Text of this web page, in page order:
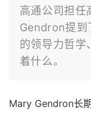
高通公司担任
Gendron提到
的领导力哲学
着什么。
Mary Gendron长